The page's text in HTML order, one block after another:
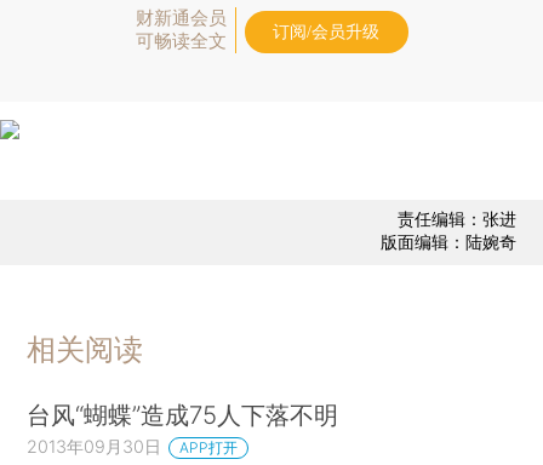
财新通会员
可畅读全文
订阅/会员升级
责任编辑：张进
版面编辑：陆婉奇
相关阅读
台风“蝴蝶”造成75人下落不明
2013年09月30日 APP打开